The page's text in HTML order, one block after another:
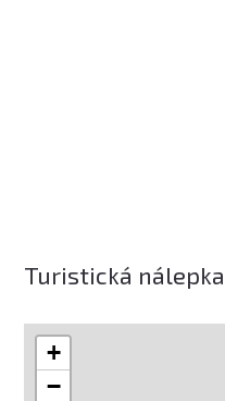
Turistická nálepka
+
−